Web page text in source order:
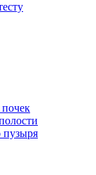
пузыря